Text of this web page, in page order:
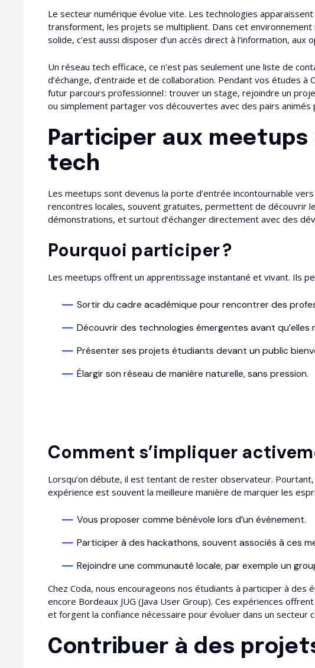
Le secteur numérique évolue vite. Les technologies
transforment, les projets se multiplient. Dans cet environnement
solide, c’est aussi disposer d’un accès direct à l’information, aux
Un réseau tech efficace, ce n’est pas seulement une liste de
d’échange, d’entraide et de collaboration. Pendant vos études à
futur parcours professionnel : trouver un stage, rejoindre un
ou simplement partager vos découvertes avec des pairs animés
Participer aux
tech
Les meetups sont devenus la porte d’entrée incontournable
rencontres locales, souvent gratuites, permettent de découvrir
démonstrations, et surtout d’échanger directement avec des
Pourquoi participer ?
Les meetups offrent un apprentissage instantané et vivant. Ils
Sortir du cadre académique pour rencontrer des
Découvrir des technologies émergentes avant
Présenter ses projets étudiants devant un public
Élargir son réseau de manière naturelle, sans pression.
Comment s’impliquer
Lorsqu’on débute, il est tentant de rester observateur.
expérience est souvent la meilleure manière de marquer les
Vous proposer comme bénévole lors d’un événement.
Participer à des hackathons, souvent associés à ces
Rejoindre une communauté locale, par exemple un
Chez Coda, nous encourageons nos étudiants à participer à des
encore Bordeaux JUG (Java User Group). Ces expériences
et forgent la confiance nécessaire pour évoluer dans un secteur
Contribuer à des